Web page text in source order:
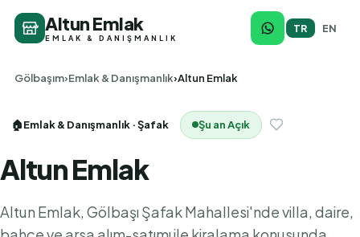
Altun Emlak
EMLAK & DANIŞMANLIK
TR EN
Gölbaşım Emlak & Danışmanlık Altun Emlak
🏠Emlak & Danışmanlık · Şafak Şu an Açık
Altun Emlak
Altun Emlak, Gölbaşı Şafak Mahallesi'nde villa, daire,